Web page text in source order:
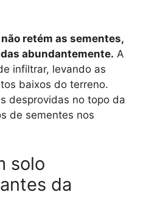
retém as sementes,
abundantemente. A
infiltrar, levando as
baixos do terreno.
desprovidas no topo da
de sementes nos
solo
da